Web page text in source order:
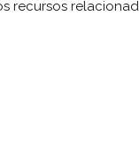
recursos